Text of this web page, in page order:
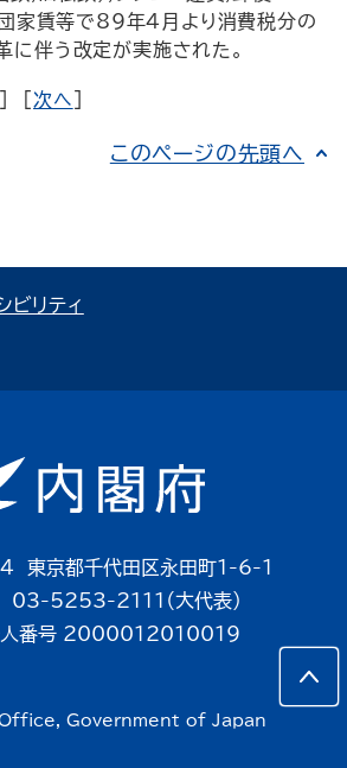
家賃等で89年4月より消費税分の
に伴う改定が実施された。
] [次へ
このページの先頭へ
ビリティ
東京都千代田区永田町1-6-1
03-5253-2111（大代表）
人番号 2000012010019
Government of Japan